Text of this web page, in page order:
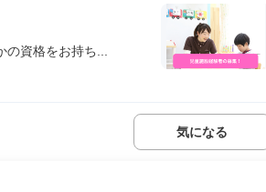
資格をお持ち...
気になる